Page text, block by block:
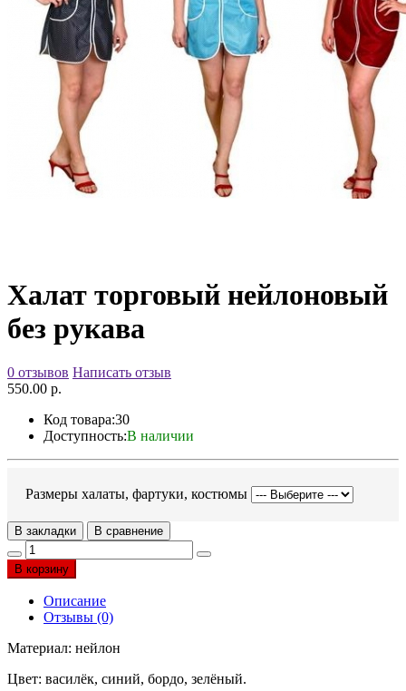
Халат торговый нейлоновый
без рукава
0 отзывов Написать отзыв
550.00 р.
Код товара:30
Доступность:В наличии
Размеры халаты, фартуки, костюмы
В закладки В сравнение
В корзину
Описание
Отзывы (0)
Материал: нейлон
Цвет: василёк, синий, бордо, зелёный.